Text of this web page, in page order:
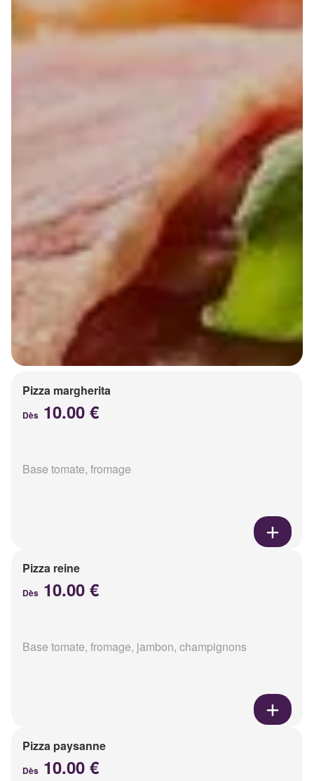
Pizza margherita
Dès 10.00 €
Base tomate, fromage
Pizza reine
Dès 10.00 €
Base tomate, fromage, jambon, champignons
Pizza paysanne
Dès 10.00 €